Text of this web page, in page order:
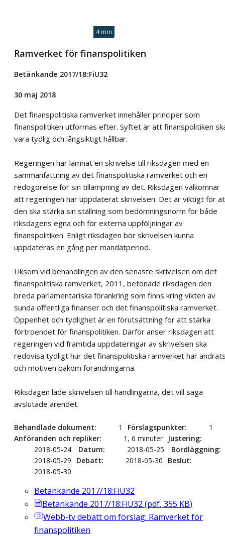
4 min
Ramverket för finanspolitiken
Betänkande 2017/18:FiU32
30 maj 2018
Det finanspolitiska ramverket innehåller principer som
finanspolitiken utformas efter. Syftet är att finanspolitiken
vara tydlig och långsiktigt hållbar.
Regeringen har lämnat en skrivelse till riksdagen med en
sammanfattning av det finanspolitiska ramverket och en
redogörelse för sin tillämpning av det. Riksdagen välkomnar
att regeringen har uppdaterat skrivelsen. Det är viktigt för
den ska stärka sin ställning som bedömningsnorm för både
riksdagens egna och för externa uppföljningar av
finanspolitiken. Enligt riksdagen bör skrivelsen kunna
uppdateras en gång per mandatperiod.
Liksom vid behandlingen av den senaste skrivelsen om det
finanspolitiska ramverket, 2011, betonade riksdagen den
breda parlamentariska förankring som finns kring vikten av
sunda offentliga finanser och det finanspolitiska ramverket.
Öppenhet och tydlighet är en förutsättning för att stärka
förtroendet för finanspolitiken. Därför anser riksdagen att
regeringen vid framtida uppdateringar av skrivelsen ska
redovisa tydligt hur det finanspolitiska ramverket har
och motiven bakom förändringarna.
Riksdagen lade skrivelsen till handlingarna, det vill säga
avslutade ärendet.
Behandlade dokument 1 Förslagspunkter
1
Anföranden och repliker
1, 6 minuter
Justering
2018-05-24
Datum 2018-05-25
Bordläggning
2018-05-29
Debatt 2018-05-30
Beslut
2018-05-30
Betänkande 2017/18:FiU32
Betänkande 2017/18:FiU32 (pdf, 355 KB)
Webb-tvdebatt om förslag: Ramverket för
finanspolitiken